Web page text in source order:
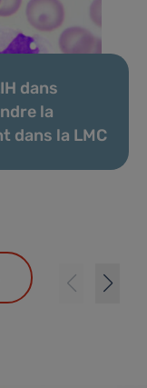
dans
la
dans la LMC